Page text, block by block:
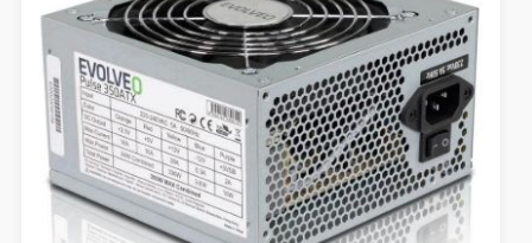
HERNÍ MYŠI
ROZŠIŘUJÍCÍ KARTY
BACKUP SERVER
VÝPRODEJ
PROJEKTORY
OSVĚTLENÍ
PATCH PANELY